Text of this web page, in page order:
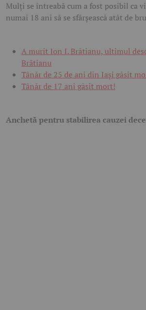
Mulți se întreabă cum a fost posibil ca
numai 18 ani să se sfârșească atât de
A murit Ion I. Brătianu, ultimul
Brătianu
Tânăr de 25 de ani din Iași găsit
Tânăr de 17 ani găsit mort!
Anchetă pentru stabilirea cauzei